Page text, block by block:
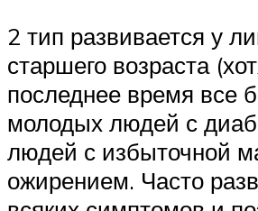
2 тип развивается у
старшего возраста
последнее время все
молодых людей с
людей с избыточной
ожирением. Часто